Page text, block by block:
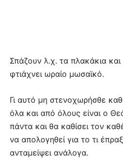
Σπάζουν λ.χ. τα πλακάκια και
φτιάχνει ωραίο μωσαϊκό.
Γι αυτό μη στενοχωρήσθε
όλα και από όλους είναι ο
πάντα και θα καθίσει τον
να απολογηθεί για το τι
ανταμείψει ανάλογα.